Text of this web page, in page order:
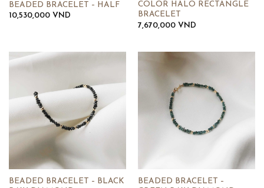
BEADED BRACELET – HALF
10,530,000 VND
COLOR HALO RECTANGLE
BRACELET
7,670,000 VND
BEADED BRACELET – BLACK
BEADED BRACELET –